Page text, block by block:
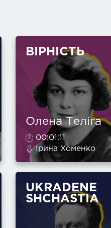
ВІРНІСТЬ
Олена Теліга
00:01:11
Ірина Хоменко
UKRADENE
SHCHASTIA